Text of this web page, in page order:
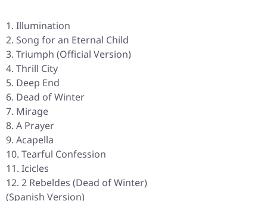
Illumination
Song for an Eternal Child
Triumph (Official Version)
Thrill City
Deep End
Dead of Winter
Mirage
A Prayer
Acapella
Tearful Confession
Icicles
2 Rebeldes (Dead of Winter)
(Spanish Version)